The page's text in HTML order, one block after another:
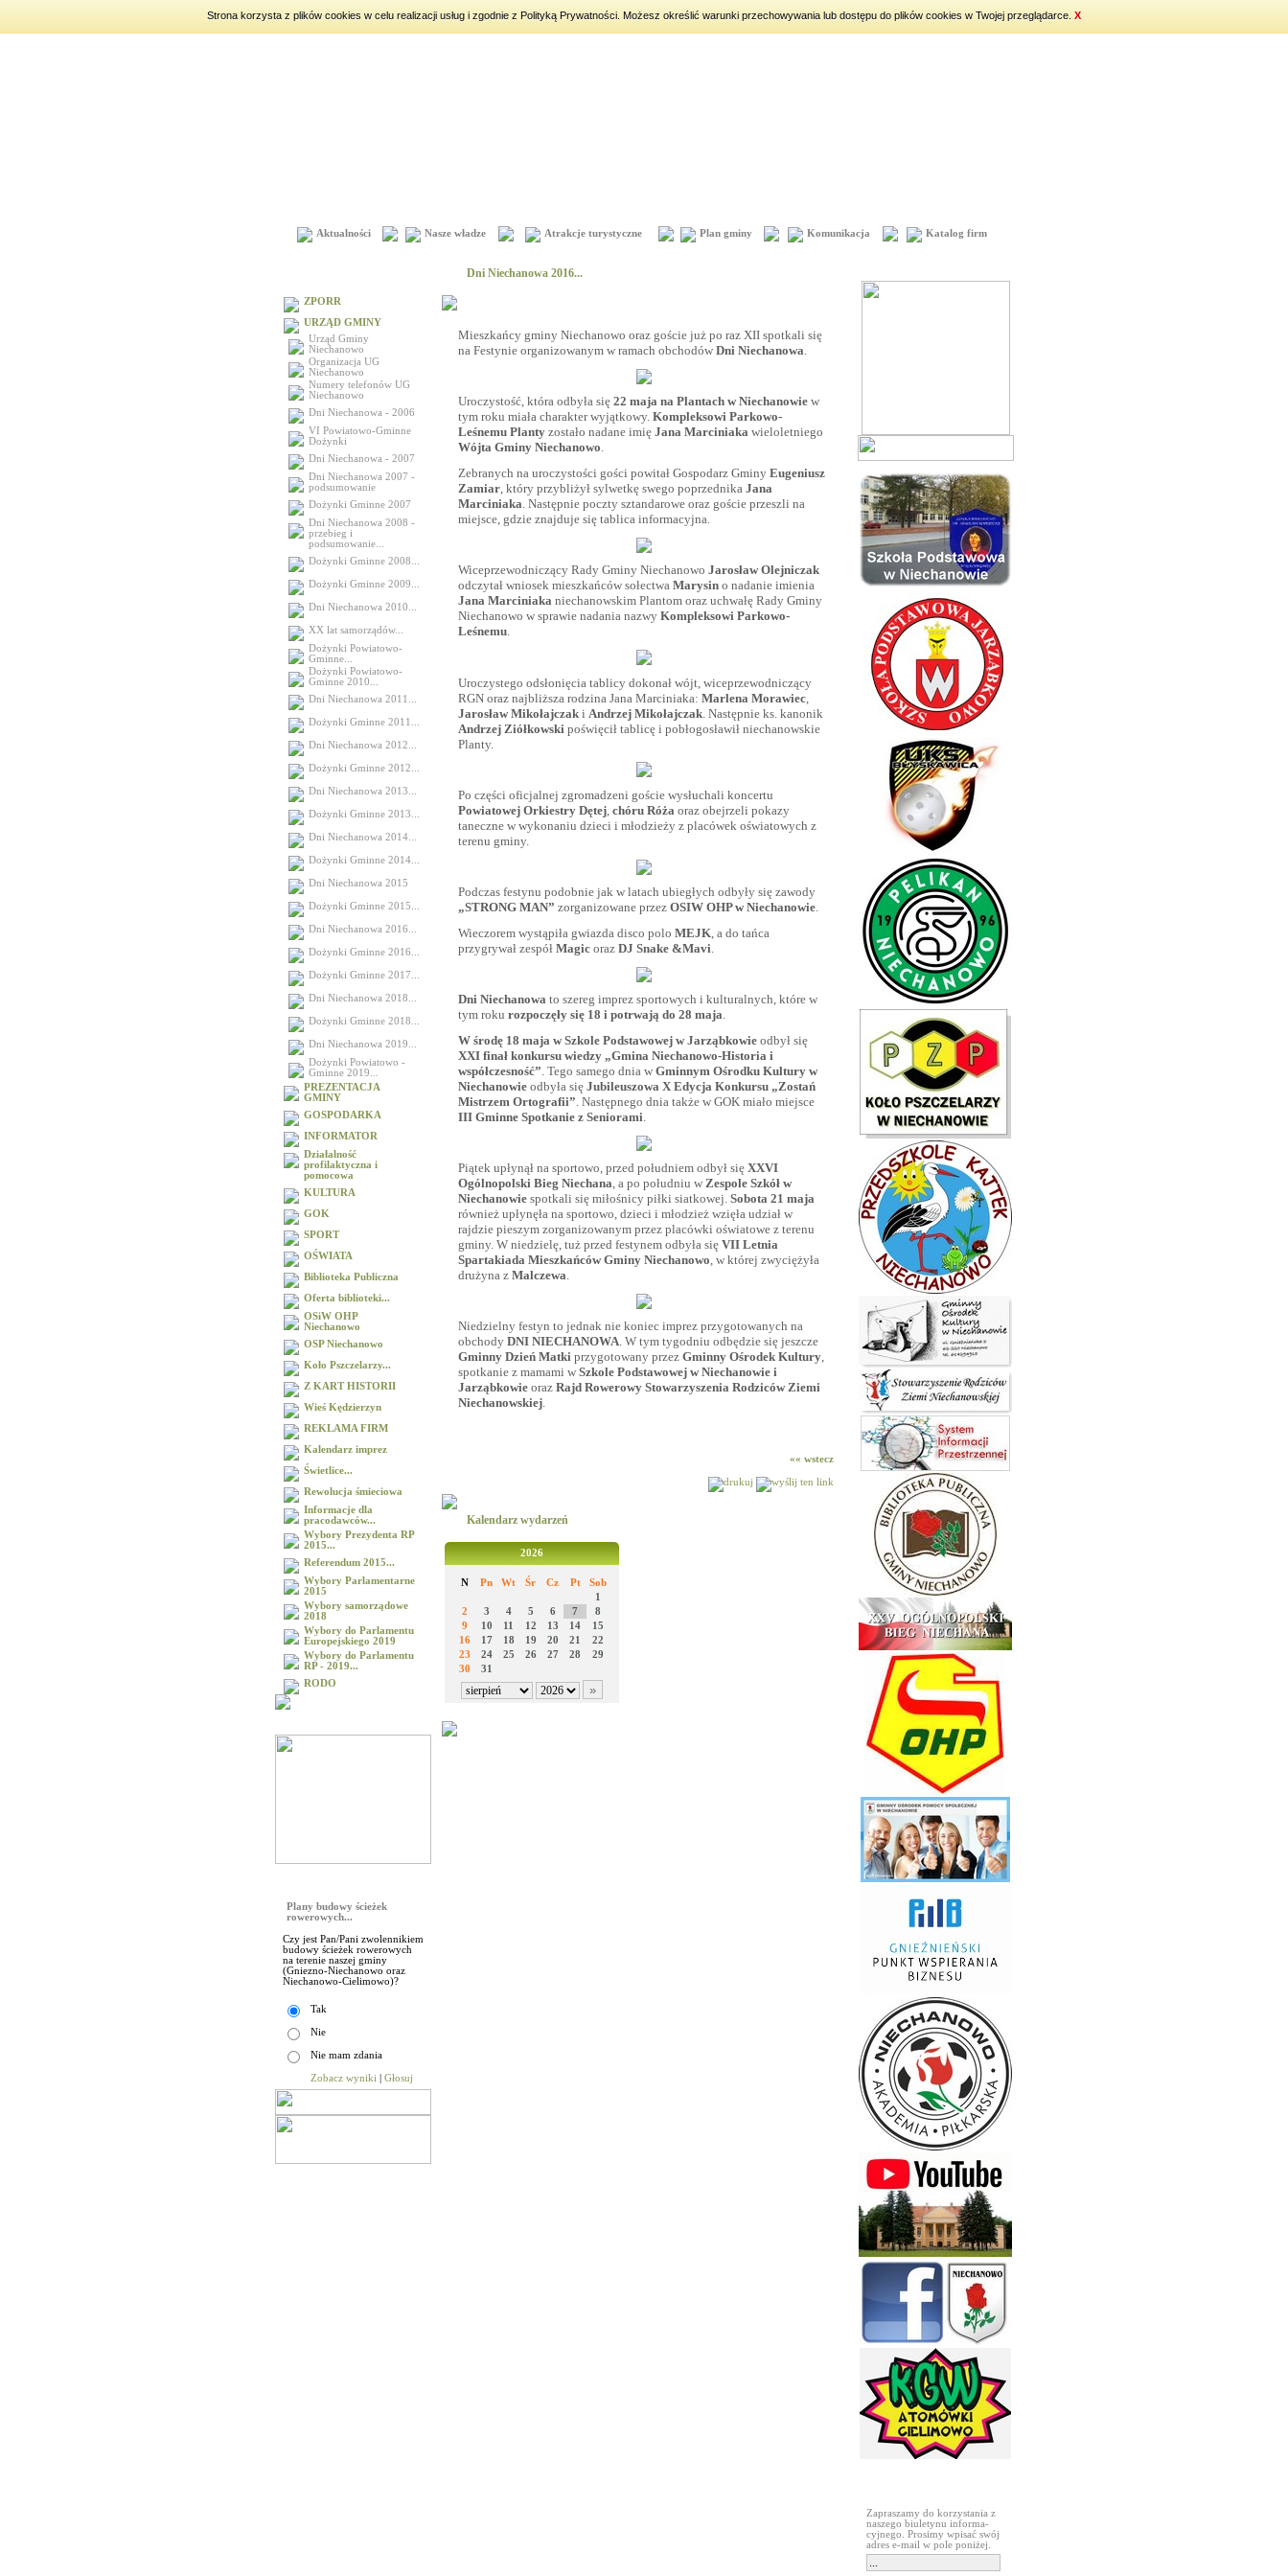
Strona korzysta z plików cookies w celu realizacji usług i zgodnie z Polityką Prywatności. Możesz określić warunki przechowywania lub dostępu do plików cookies w Twojej przeglądarce. X
piątek 7 sierpnia 2026 |imieniny:Dorota, Konrad, Kajetan
Aktualności Nasze władze Atrakcje turystyczne Plan gminy Komunikacja Katalog firm
ZPORR
URZĄD GMINY
Urząd Gminy
Niechanowo
Organizacja UG
Niechanowo
Numery telefonów UG
Niechanowo
Dni Niechanowa - 2006
VI Powiatowo-Gminne
Dożynki
Dni Niechanowa - 2007
Dni Niechanowa 2007 -
podsumowanie
Dożynki Gminne 2007
Dni Niechanowa 2008 -
przebieg i
podsumowanie...
Dożynki Gminne 2008...
Dożynki Gminne 2009...
Dni Niechanowa 2010...
XX lat samorządów...
Dożynki Powiatowo-
Gminne...
Dożynki Powiatowo-
Gminne 2010...
Dni Niechanowa 2011...
Dożynki Gminne 2011...
Dni Niechanowa 2012...
Dożynki Gminne 2012...
Dni Niechanowa 2013...
Dożynki Gminne 2013...
Dni Niechanowa 2014...
Dożynki Gminne 2014...
Dni Niechanowa 2015
Dożynki Gminne 2015...
Dni Niechanowa 2016...
Dożynki Gminne 2016...
Dożynki Gminne 2017...
Dni Niechanowa 2018...
Dożynki Gminne 2018...
Dni Niechanowa 2019...
Dożynki Powiatowo -
Gminne 2019...
PREZENTACJA
GMINY
GOSPODARKA
INFORMATOR
Działalność
profilaktyczna i
pomocowa
KULTURA
GOK
SPORT
OŚWIATA
Biblioteka Publiczna
Oferta biblioteki...
OSiW OHP
Niechanowo
OSP Niechanowo
Koło Pszczelarzy...
Z KART HISTORII
Wieś Kędzierzyn
REKLAMA FIRM
Kalendarz imprez
Świetlice...
Rewolucja śmieciowa
Informacje dla
pracodawców...
Wybory Prezydenta RP
2015...
Referendum 2015...
Wybory Parlamentarne
2015
Wybory samorządowe
2018
Wybory do Parlamentu
Europejskiego 2019
Wybory do Parlamentu
RP - 2019...
RODO
Plany budowy ścieżek
rowerowych...
Czy jest Pan/Pani zwolennikiem
budowy ścieżek rowerowych
na terenie naszej gminy
(Gniezno-Niechanowo oraz
Niechanowo-Cielimowo)?
Tak
Nie
Nie mam zdania
Zobacz wyniki Głosuj
Dni Niechanowa 2016...
Mieszkańcy gminy Niechanowo oraz goście już po raz XII spotkali się
na Festynie organizowanym w ramach obchodów Dni Niechanowa.
Uroczystość, która odbyła się 22 maja na Plantach w Niechanowie w
tym roku miała charakter wyjątkowy. Kompleksowi Parkowo-
Leśnemu Planty zostało nadane imię Jana Marciniaka wieloletniego
Wójta Gminy Niechanowo.
Zebranych na uroczystości gości powitał Gospodarz Gminy Eugeniusz
Zamiar , który przybliżył sylwetkę swego poprzednika Jana
Marciniaka . Następnie poczty sztandarowe oraz goście przeszli na
miejsce, gdzie znajduje się tablica informacyjna.
Wiceprzewodniczący Rady Gminy Niechanowo Jarosław Olejniczak
odczytał wniosek mieszkańców sołectwa Marysin o nadanie imienia
Jana Marciniaka niechanowskim Plantom oraz uchwałę Rady Gminy
Niechanowo w sprawie nadania nazwy Kompleksowi Parkowo-
Leśnemu.
Uroczystego odsłonięcia tablicy dokonał wójt, wiceprzewodniczący
RGN oraz najbliższa rodzina Jana Marciniaka: Marlena Morawiec
Jarosław Mikołajczak i Andrzej Mikołajczak . Następnie ks. kanonik
Andrzej Ziółkowski poświęcił tablicę i pobłogosławił niechanowskie
Planty.
Po części oficjalnej zgromadzeni goście wysłuchali koncertu
Powiatowej Orkiestry Dętej chóru Róża oraz obejrzeli pokazy
taneczne w wykonaniu dzieci i młodzieży z placówek oświatowych z
terenu gminy.
Podczas festynu podobnie jak w latach ubiegłych odbyły się zawody
„STRONG MAN” zorganizowane przez OSIW OHP w Niechanowie.
Wieczorem wystąpiła gwiazda disco polo MEJK , a do tańca
przygrywał zespół Magic oraz DJ Snake &Mavi
Dni Niechanowa to szereg imprez sportowych i kulturalnych, które w
tym roku rozpoczęły się 18 i potrwają do 28 maja.
W środę 18 maja w Szkole Podstawowej w Jarząbkowie odbył się
XXI finał konkursu wiedzy „Gmina Niechanowo-Historia i
współczesność” . Tego samego dnia w Gminnym Ośrodku Kultury w
Niechanowie odbyła się Jubileuszowa X Edycja Konkursu „Zostań
Mistrzem Ortografii” . Następnego dnia także w GOK miało miejsce
III Gminne Spotkanie z Seniorami
Piątek upłynął na sportowo, przed południem odbył się XXVI
Ogólnopolski Bieg Niechana, a po południu w Zespole Szkół w
Niechanowie spotkali się miłośnicy piłki siatkowej. Sobota 21 maja
również upłynęła na sportowo, dzieci i młodzież wzięła udział w
rajdzie pieszym zorganizowanym przez placówki oświatowe z terenu
gminy. W niedzielę, tuż przed festynem odbyła się VII Letnia
Spartakiada Mieszkańców Gminy Niechanowo, w której zwyciężyła
drużyna z Malczewa.
Niedzielny festyn to jednak nie koniec imprez przygotowanych na
obchody DNI NIECHANOWA. W tym tygodniu odbędzie się jeszcze
Gminny Dzień Matki przygotowany przez Gminny Ośrodek Kultury,
spotkanie z mamami w Szkole Podstawowej w Niechanowie i
Jarząbkowie oraz Rajd Rowerowy Stowarzyszenia Rodziców Ziemi
Niechanowskiej.
«« wstecz
Kalendarz wydarzeń
2026
N Pn Wt Śr Cz Pt
Sob
1
2
3 4 5 6 7
8
9
10 11 12 13 14
15
16
17 18 19 20 21
22
23
24 25 26 27 28
29
30
31
Zapraszamy do korzystania z
naszego biuletynu informa-
cyjnego. Prosimy wpisać swój
adres e-mail w pole poniżej.